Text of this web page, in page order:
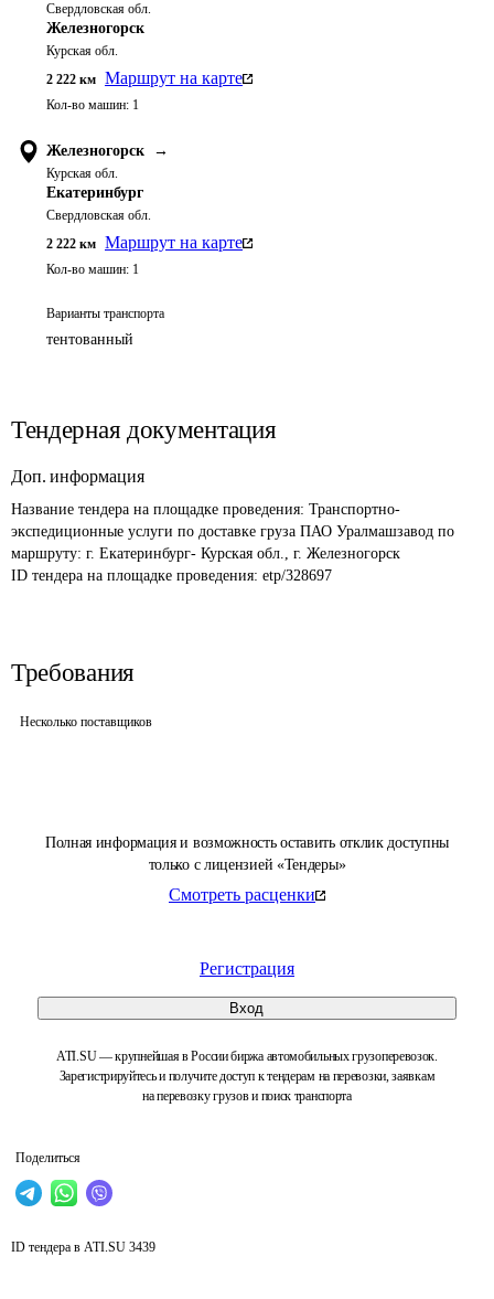
Полная информация и возможность оставить отклик доступны
только с лицензией «Тендеры»
Смотреть расценки
Регистрация
Вход
ATI.SU — крупнейшая в России биржа автомобильных грузоперевозок.
Зарегистрируйтесь и получите доступ к тендерам на перевозки, заявкам
на перевозку грузов и поиск транспорта
Поделиться
Свердловская обл.
Железногорск
Курская обл.
2 222 км Маршрут на карте
Кол-во машин: 1
Железногорск →
Курская обл.
Екатеринбург
Свердловская обл.
2 222 км Маршрут на карте
Кол-во машин: 1
Варианты транспорта
тентованный
Тендерная документация
Доп. информация
Название тендера на площадке проведения: Транспортно-
экспедиционные услуги по доставке груза ПАО Уралмашзавод по
маршруту: г. Екатеринбург- Курская обл., г. Железногорск
ID тендера на площадке проведения: etp/328697
Требования
Несколько поставщиков
ID тендера в ATI.SU 3439